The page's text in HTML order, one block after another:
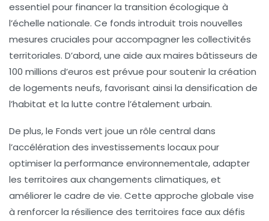
essentiel pour financer la transition écologique à
l’échelle nationale. Ce fonds introduit trois nouvelles
mesures cruciales pour accompagner les collectivités
territoriales. D’abord, une aide aux maires bâtisseurs de
100 millions d’euros est prévue pour soutenir la création
de logements neufs, favorisant ainsi la densification de
l’habitat et la lutte contre l’étalement urbain.
De plus, le Fonds vert joue un rôle central dans
l’accélération des investissements locaux pour
optimiser la performance environnementale, adapter
les territoires auxchangements climatiques, et
améliorer le cadre de vie. Cette approche globale vise
à renforcer la résilience des territoires face aux défis